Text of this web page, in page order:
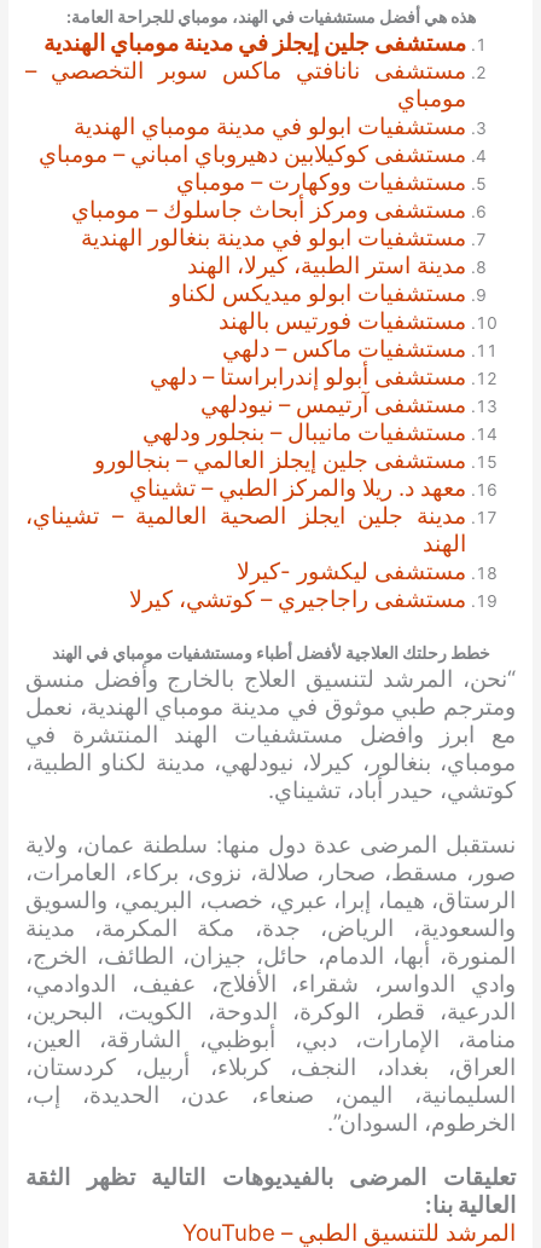
هذه هي أفضل مستشفيات في الهند، مومباي للجراحة العامة:
مستشفى جلين إيجلز في مدينة مومباي الهندية
مستشفى نانافتي ماكس سوبر التخصصي –
مومباي
مستشفيات ابولو في مدينة مومباي الهندية
مستشفى كوكيلابين دهيروباي امباني – مومباي
مستشفيات ووكهارت – مومباي
مستشفى ومركز أبحاث جاسلوك – مومباي
مستشفيات ابولو في مدينة بنغالور الهندية
مدينة استر الطبية، كيرلا، الهند
مستشفيات ابولو ميديكس لكناو
مستشفيات فورتيس بالهند
مستشفيات ماكس – دلهي
مستشفى أبولو إندرابراستا – دلهي
مستشفى آرتيمس – نيودلهي
مستشفيات مانيبال – بنجلور ودلهي
مستشفى جلين إيجلز العالمي – بنجالورو
معهد د. ريلا والمركز الطبي – تشيناي
مدينة جلين ايجلز الصحية العالمية – تشيناي،
الهند
مستشفى ليكشور -كيرلا
مستشفى راجاجيري – كوتشي، كيرلا
خطط رحلتك العلاجية لأفضل أطباء ومستشفيات مومباي في الهند
“نحن، المرشد لتنسيق العلاج بالخارج وأفضل منسق
ومترجم طبي موثوق في مدينة مومباي الهندية، نعمل
مع ابرز وافضل مستشفيات الهند المنتشرة في
مومباي، بنغالور، كيرلا، نيودلهي، مدينة لكناو الطبية،
كوتشي، حيدر أباد، تشيناي.
نستقبل المرضى عدة دول منها: سلطنة عمان، ولاية
صور، مسقط، صحار، صلالة، نزوى، بركاء، العامرات،
الرستاق، هيما، إبرا، عبري، خصب، البريمي، والسويق
والسعودية، الرياض، جدة، مكة المكرمة، مدينة
المنورة، أبها، الدمام، حائل، جيزان، الطائف، الخرج،
وادي الدواسر، شقراء، الأفلاج، عفيف، الدوادمي،
الدرعية، قطر، الوكرة، الدوحة، الكويت، البحرين،
منامة، الإمارات، دبي، أبوظبي، الشارقة، العين،
العراق، بغداد، النجف، كربلاء، أربيل، كردستان،
السليمانية، اليمن، صنعاء، عدن، الحديدة، إب،
الخرطوم، السودان”.
تعليقات المرضى بالفيديوهات التالية تظهر الثقة
العالية بنا:
المرشد للتنسيق الطبي – YouTube